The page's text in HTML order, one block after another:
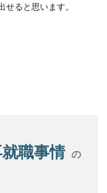
ると思います。
職事情 の